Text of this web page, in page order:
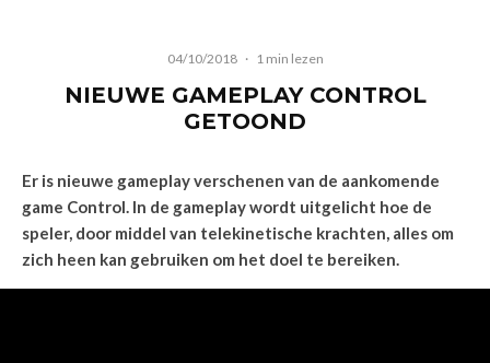
04/10/2018 · 1 min lezen
NIEUWE GAMEPLAY CONTROL
GETOOND
Er is nieuwe gameplay verschenen van de aankomende
game Control. In de gameplay wordt uitgelicht hoe de
speler, door middel van telekinetische krachten, alles om
zich heen kan gebruiken om het doel te bereiken.